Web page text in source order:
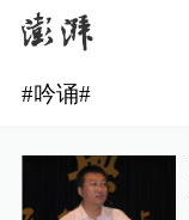
#吟诵#